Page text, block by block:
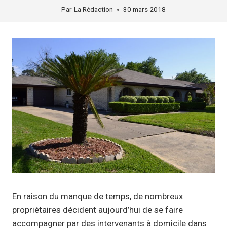
Par La Rédaction 30 mars 2018
En raison du manque de temps, de nombreux
propriétaires décident aujourd’hui de se faire
accompagner par des intervenants à domicile dans